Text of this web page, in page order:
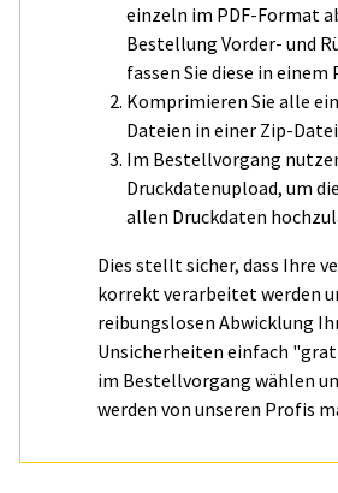
einzeln im PDF-Format
Bestellung Vorder- und
fassen Sie diese in einem
Komprimieren Sie alle
Dateien in einer Zip-
Im Bestellvorgang
Druckdatenupload, um
allen Druckdaten
Dies stellt sicher, dass Ihre
korrekt verarbeitet werden
reibungslosen Abwicklung
Unsicherheiten einfach
im Bestellvorgang wählen
werden von unseren Profis